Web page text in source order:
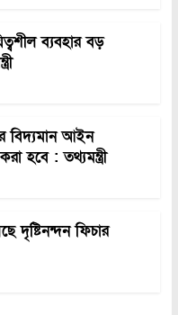
ব্যবহার বড়
বিদ্যমান আইন
হবে : তথ্যমন্ত্রী
দৃষ্টিনন্দন ফিচার